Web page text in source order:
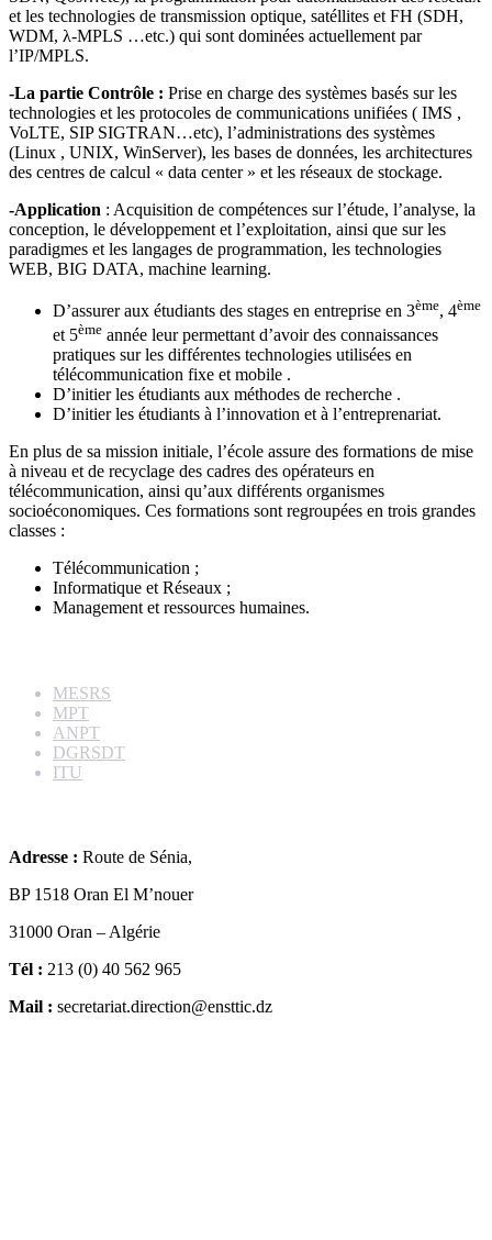
et les technologies de transmission optique, satéllites et FH (SDH,
WDM, λ-MPLS …etc.) qui sont dominées actuellement par
l’IP/MPLS.
-La partie Contrôle : Prise en charge des systèmes basés sur les
technologies et les protocoles de communications unifiées ( IMS ,
VoLTE, SIP SIGTRAN…etc), l’administrations des systèmes
(Linux , UNIX, WinServer), les bases de données, les architectures
des centres de calcul « data center » et les réseaux de stockage.
-Application : Acquisition de compétences sur l’étude, l’analyse, la
conception, le développement et l’exploitation, ainsi que sur les
paradigmes et les langages de programmation, les technologies
WEB, BIG DATA, machine learning.
D’assurer aux étudiants des stages en entreprise en 3ème, 4ème
et 5ème année leur permettant d’avoir des connaissances
pratiques sur les différentes technologies utilisées en
télécommunication fixe et mobile .
D’initier les étudiants aux méthodes de recherche .
D’initier les étudiants à l’innovation et à l’entreprenariat.
En plus de sa mission initiale, l’école assure des formations de mise
à niveau et de recyclage des cadres des opérateurs en
télécommunication, ainsi qu’aux différents organismes
socioéconomiques. Ces formations sont regroupées en trois grandes
classes :
Télécommunication ;
Informatique et Réseaux ;
Management et ressources humaines.
MESRS
MPT
ANPT
DGRSDT
ITU
Adresse : Route de Sénia,
BP 1518 Oran El M’nouer
31000 Oran – Algérie
Tél : 213 (0) 40 562 965
Mail : secretariat.direction@ensttic.dz